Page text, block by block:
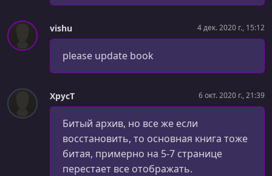
vishu 4 дек. 2020 г., 15:12
please update book
XpycT 6 окт. 2020 г., 21:39
Битый архив, но все же если
восстановить, то основная книга тоже
битая, примерно на 5-7 странице
перестает все отображать.